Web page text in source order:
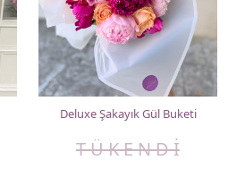
Deluxe Şakayık Gül Buketi
T Ü K E N D İ